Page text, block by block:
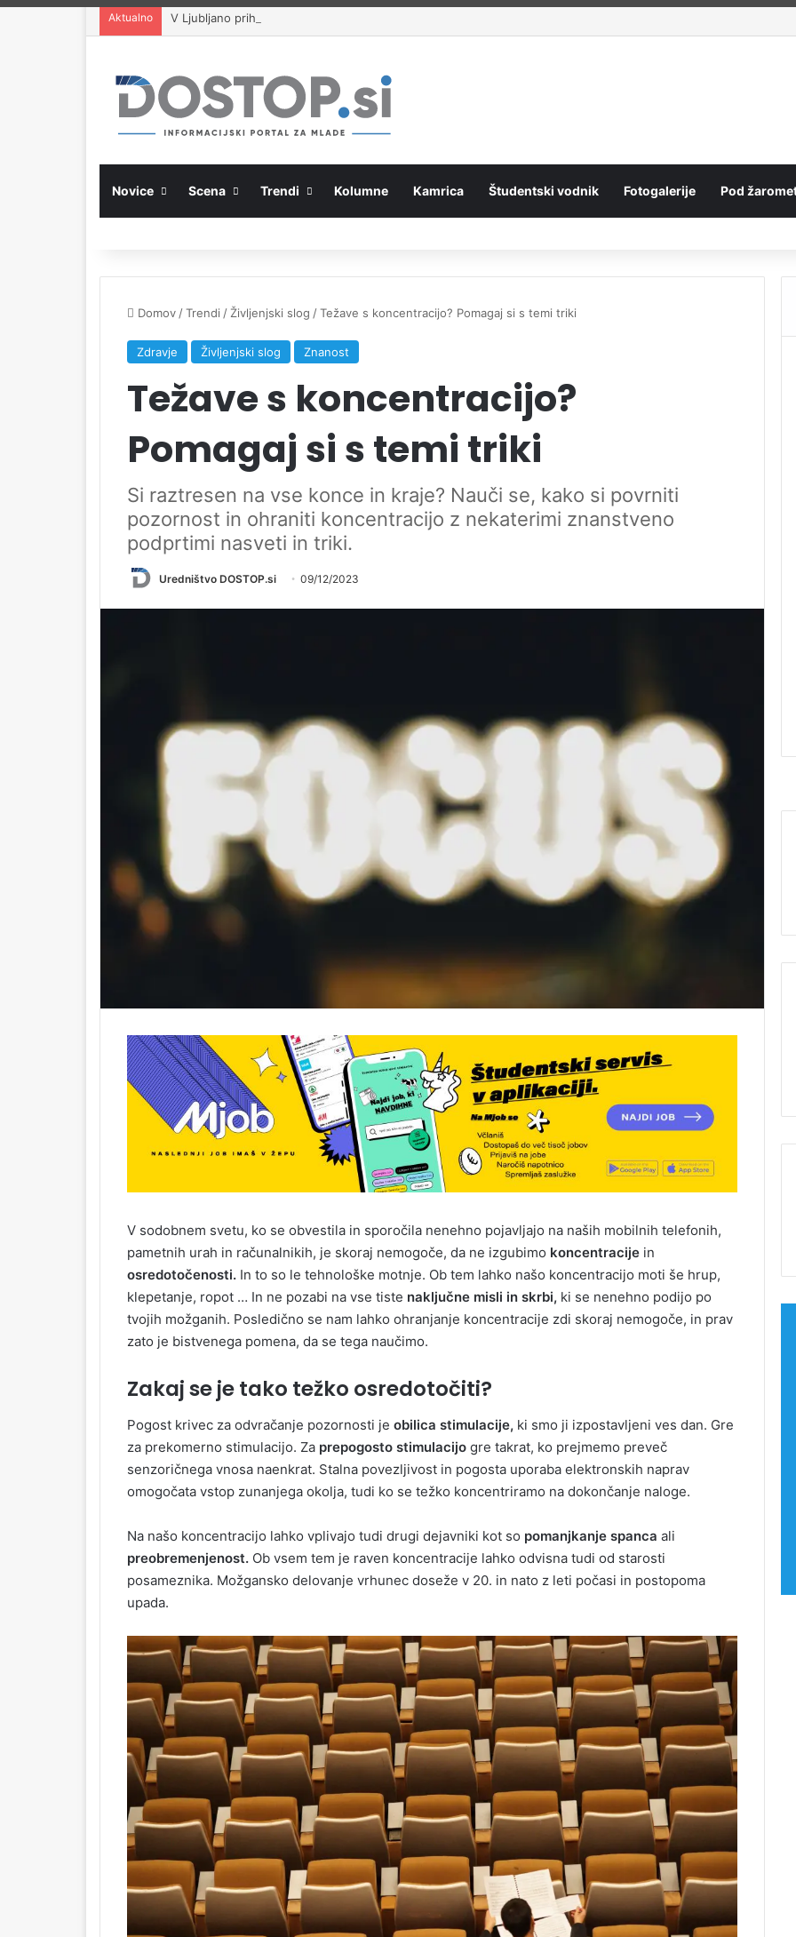
Aktualno V Ljubljano prihaja mednarodni hackathon
Novice Scena Trendi Kolumne Kamrica Študentski vodnik Fotogalerije Pod
Domov /Trendi / Življenjski slog /Težave s koncentracijo? Pomagaj si s temi triki
Zdravje Življenjski slog Znanost
Težave s koncentracijo?
Pomagaj si s temi triki
Si raztresen na vse konce in kraje? Nauči se, kako si povrniti
pozornost in ohraniti koncentracijo z nekaterimi znanstveno
podprtimi nasveti in triki.
Uredništvo DOSTOP.si 09/12/2023
V sodobnem svetu, ko se obvestila in sporočila nenehno pojavljajo na naših mobilnih telefonih,
pametnih urah in računalnikih, je skoraj nemogoče, da ne izgubimo koncentracije in
osredotočenosti. In to so le tehnološke motnje. Ob tem lahko našo koncentracijo moti še hrup,
klepetanje, ropot … In ne pozabi na vse tiste naključne misli in skrbi, ki se nenehno podijo po
tvojih možganih. Posledično se nam lahko ohranjanje koncentracije zdi skoraj nemogoče, in prav
zato je bistvenega pomena, da se tega naučimo.
Zakaj se je tako težko osredotočiti?
Pogost krivec za odvračanje pozornosti je obilica stimulacije, ki smo ji izpostavljeni ves dan. Gre
za prekomerno stimulacijo. Za prepogosto stimulacijo gre takrat, ko prejmemo preveč
senzoričnega vnosa naenkrat. Stalna povezljivost in pogosta uporaba elektronskih naprav
omogočata vstop zunanjega okolja, tudi ko se težko koncentriramo na dokončanje naloge.
Na našo koncentracijo lahko vplivajo tudi drugi dejavniki kot so pomanjkanje spanca ali
preobremenjenost. Ob vsem tem je raven koncentracije lahko odvisna tudi od starosti
posameznika. Možgansko delovanje vrhunec doseže v 20. in nato z leti počasi in postopoma
upada.